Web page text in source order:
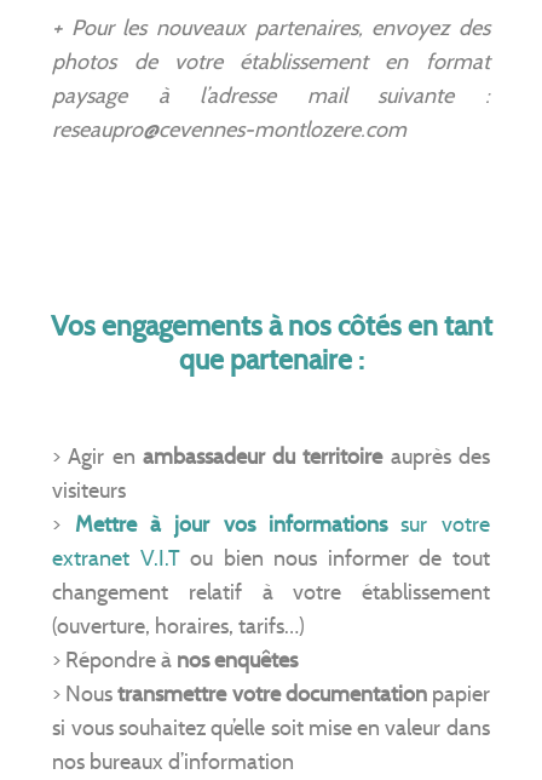
+ Pour les nouveaux partenaires, envoyez des
photos de votre établissement en format
paysage à l’adresse mail suivante :
reseaupro@cevennes-montlozere.com
Vos engagements à nos côtés en tant
que partenaire :
> Agir en ambassadeur du territoireauprès des
visiteurs
> Mettre à jour vos informationssur votre
extranet V.I.Tou bien nous informer de tout
changement relatif à votre établissement
(ouverture, horaires, tarifs…)
> Répondre à nos enquêtes
> Noustransmettre votre documentationpapier
si vous souhaitez qu’elle soit mise en valeur dans
nos bureaux d’information